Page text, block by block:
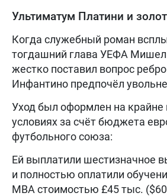
Ультиматум Платини и
Когда служебный роман
тогдашний глава УЕФА
жестко поставил вопрос
Инфантино предпочёл
Уход был оформлен на
условиях за счёт бюджета
футбольного союза:
Ей выплатили шестизначное
и полностью оплатили
MBA стоимостью £45 тыс.